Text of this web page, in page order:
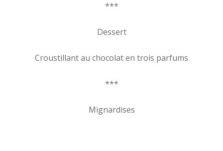
***
Dessert
Croustillant au chocolat en trois parfums
***
Mignardises